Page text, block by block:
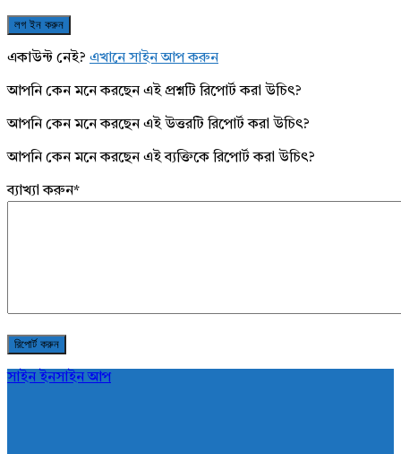
একাউন্ট নেই? এখানে সাইন আপ করুন
আপনি কেন মনে করছেন এই প্রশ্নটি রিপোর্ট করা উচিৎ?
আপনি কেন মনে করছেন এই উত্তরটি রিপোর্ট করা উচিৎ?
আপনি কেন মনে করছেন এই ব্যক্তিকে রিপোর্ট করা উচিৎ?
ব্যাখ্যা করুন*
সাইন ইনসাইন আপ